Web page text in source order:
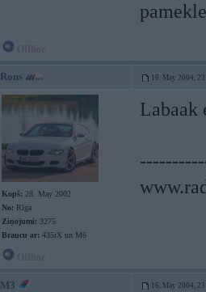
Rons 16. May 2004,
Kopš: 28. May 2002
No: Rīga
Ziņojumi: 3275
Braucu ar: 435iX un M6
Labaak
M3 16. May 2004,